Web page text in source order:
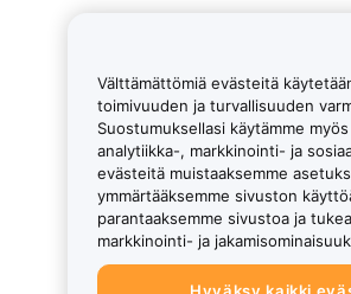
Välttämättömiä evästeitä
toimivuuden ja turvallisuuden
Suostumuksellasi käytämme
analytiikka-, markkinointi- ja
evästeitä muistaaksemme
ymmärtääksemme sivuston
parantaaksemme sivustoa ja
markkinointi- ja